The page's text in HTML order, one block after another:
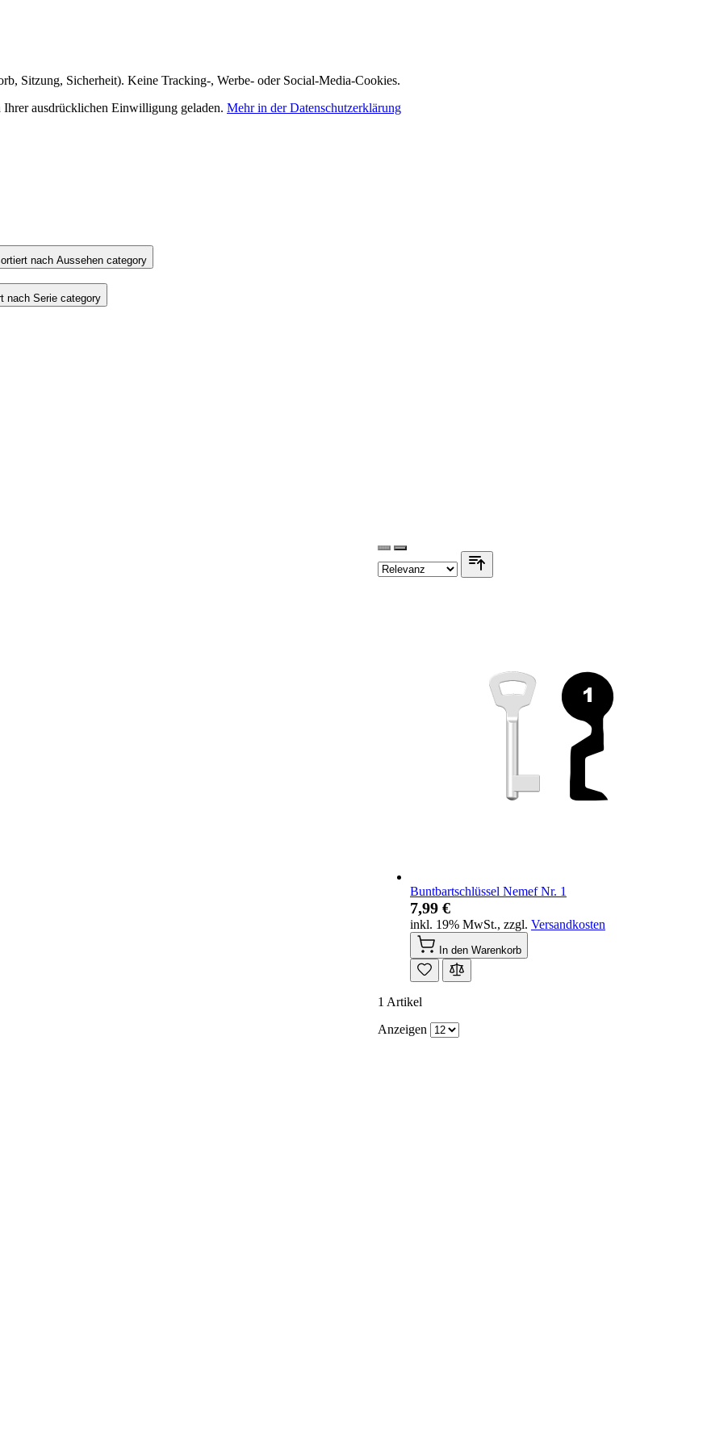
Sitzung, Sicherheit). Keine Tracking-, Werbe- oder Social-Media-Cookies.
ausdrücklichen Einwilligung geladen. Mehr in der Datenschutzerklärung
nach Aussehen category
nach Serie category
Buntbartschlüssel Nemef Nr. 1
7,99 €
inkl. 19% MwSt., zzgl. Versandkosten
In den Warenkorb
1 Artikel
Anzeigen